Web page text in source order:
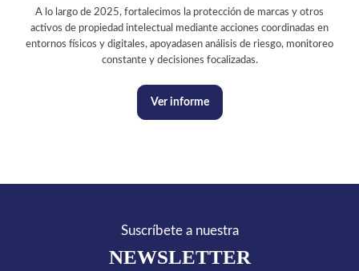
A lo largo de 2025, fortalecimos la protección de marcas y otros
activos de propiedad intelectual mediante acciones coordinadas en
entornos físicos y digitales, apoyadasen análisis de riesgo, monitoreo
constante y decisiones focalizadas.
Ver informe
Suscríbete a nuestra
NEWSLETTER